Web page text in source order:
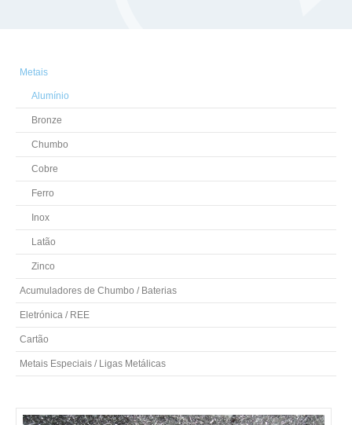
Metais
Alumínio
Bronze
Chumbo
Cobre
Ferro
Inox
Latão
Zinco
Acumuladores de Chumbo / Baterias
Eletrónica / REE
Cartão
Metais Especiais / Ligas Metálicas